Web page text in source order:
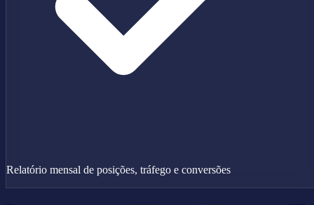
Relatório mensal de posições, tráfego e conversões